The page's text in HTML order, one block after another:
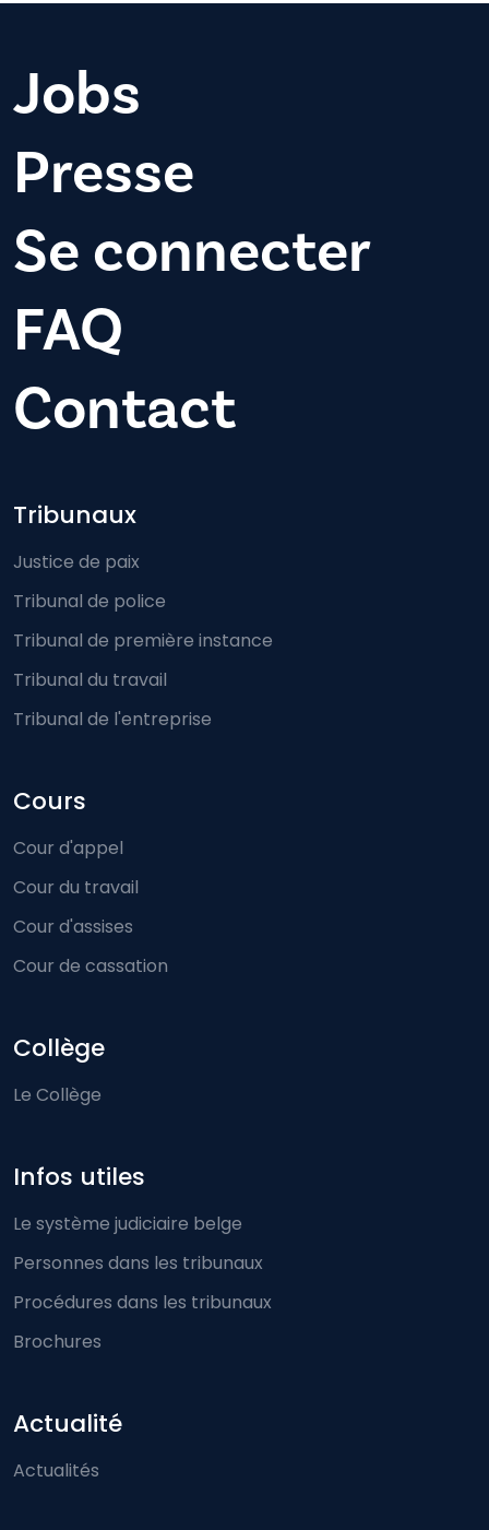
Jobs
Presse
Se connecter
FAQ
Contact
Footer-menu
Tribunaux
Justice de paix
Tribunal de police
Tribunal de première instance
Tribunal du travail
Tribunal de l'entreprise
Cours
Cour d'appel
Cour du travail
Cour d'assises
Cour de cassation
Collège
Le Collège
Infos utiles
Le système judiciaire belge
Personnes dans les tribunaux
Procédures dans les tribunaux
Brochures
Actualité
Actualités